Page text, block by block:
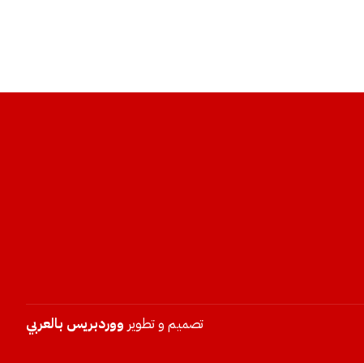
تصميم و تطوير ووردبريس بالعربي